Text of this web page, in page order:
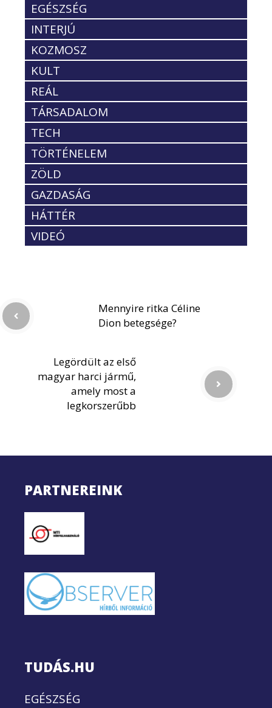
EGÉSZSÉG
INTERJÚ
KOZMOSZ
KULT
REÁL
TÁRSADALOM
TECH
TÖRTÉNELEM
ZÖLD
GAZDASÁG
HÁTTÉR
VIDEÓ
Mennyire ritka Céline
Dion betegsége?
Legördült az első
magyar harci jármű,
amely most a
legkorszerűbb
PARTNEREINK
TUDÁS.HU
EGÉSZSÉG